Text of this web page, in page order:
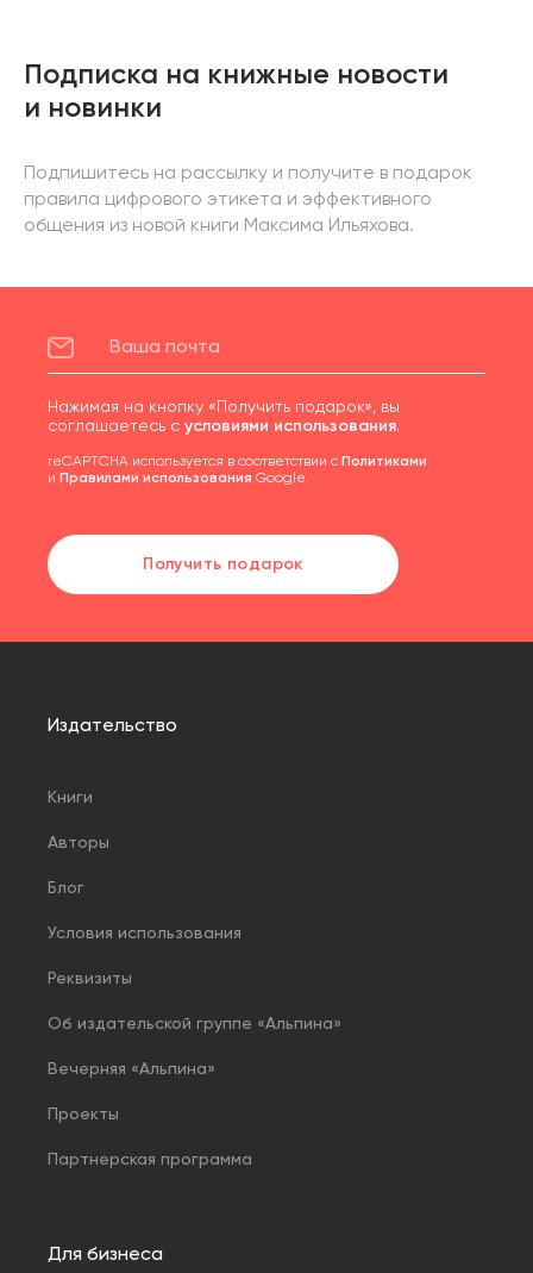
Подписка на книжные новости
и новинки
Подпишитесь на рассылку и получите в подарок
правила цифрового этикета и эффективного
общения из новой книги Максима Ильяхова.
Нажимая на кнопку «Получить подарок», вы
соглашаетесь с условиями использования.
reCAPTCHA используется в соответствии с Политиками
и Правилами использования Google.
Получить подарок
Издательство
Книги
Авторы
Блог
Условия использования
Реквизиты
Об издательской группе «Альпина»
Вечерняя «Альпина»
Проекты
Партнерская программа
Для бизнеса